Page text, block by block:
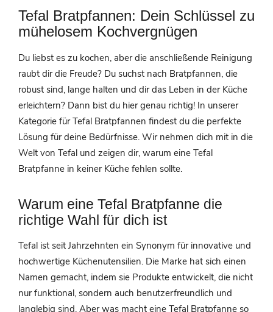
Tefal Bratpfannen: Dein Schlüssel zu
mühelosem Kochvergnügen
Du liebst es zu kochen, aber die anschließende Reinigung
raubt dir die Freude? Du suchst nach Bratpfannen, die
robust sind, lange halten und dir das Leben in der Küche
erleichtern? Dann bist du hier genau richtig! In unserer
Kategorie für Tefal Bratpfannen findest du die perfekte
Lösung für deine Bedürfnisse. Wir nehmen dich mit in die
Welt von Tefal und zeigen dir, warum eine Tefal
Bratpfanne in keiner Küche fehlen sollte.
Warum eine Tefal Bratpfanne die
richtige Wahl für dich ist
Tefal ist seit Jahrzehnten ein Synonym für innovative und
hochwertige Küchenutensilien. Die Marke hat sich einen
Namen gemacht, indem sie Produkte entwickelt, die nicht
nur funktional, sondern auch benutzerfreundlich und
langlebig sind. Aber was macht eine Tefal Bratpfanne so